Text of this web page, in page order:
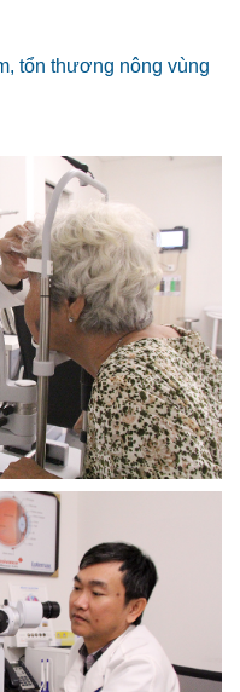
tổn thương nông vùng